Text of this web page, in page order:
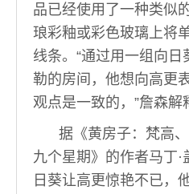
品已经使用了一种类似
琅彩釉或彩色玻璃上将
线条。“通过用一组向
勒的房间，他想向高更
观点是一致的，”詹森解
据《黄房子：梵高
九个星期》的作者马丁·
日葵让高更惊艳不已，